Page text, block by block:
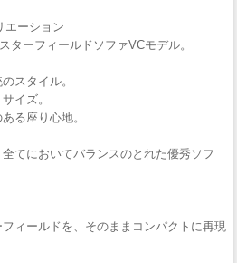
エーション
ターフィールドソファVCモデル。
スタイル。
イズ。
る座り心地。
てにおいてバランスのとれた優秀ソフ
ィールドを、そのままコンパクトに再現